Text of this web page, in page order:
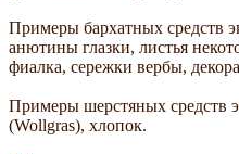
Примеры бархатных средств
анютины глазки, листья
фиалка, сережки вербы,
Примеры шерстяных средств
(Wollgras), хлопок.